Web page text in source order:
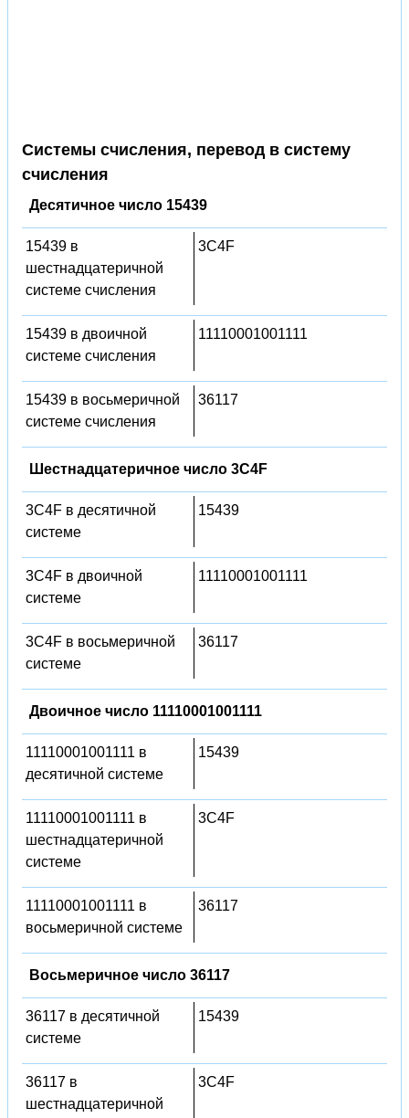
Системы счисления, перевод в систему
счисления
Десятичное число 15439
15439 в
шестнадцатеричной
системе счисления
3C4F
15439 в двоичной
системе счисления
11110001001111
15439 в восьмеричной
системе счисления
36117
Шестнадцатеричное число 3C4F
3C4F в десятичной
системе
15439
3C4F в двоичной
системе
11110001001111
3C4F в восьмеричной
системе
36117
Двоичное число 11110001001111
11110001001111 в
десятичной системе
15439
11110001001111 в
шестнадцатеричной
системе
3C4F
11110001001111 в
восьмеричной системе
36117
Восьмеричное число 36117
36117 в десятичной
системе
15439
36117 в
шестнадцатеричной
3C4F